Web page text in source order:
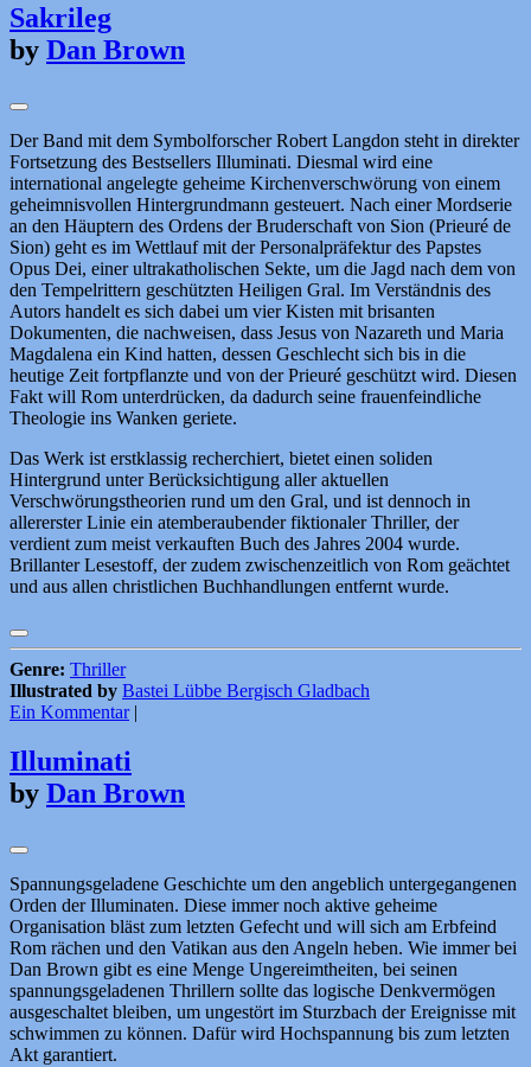
Sakrileg
by Dan Brown
Der Band mit dem Symbolforscher Robert Langdon steht in direkter
Fortsetzung des Bestsellers Illuminati. Diesmal wird eine
international angelegte geheime Kirchenverschwörung von einem
geheimnisvollen Hintergrundmann gesteuert. Nach einer Mordserie
an den Häuptern des Ordens der Bruderschaft von Sion (Prieuré de
Sion) geht es im Wettlauf mit der Personalpräfektur des Papstes
Opus Dei, einer ultrakatholischen Sekte, um die Jagd nach dem von
den Tempelrittern geschützten Heiligen Gral. Im Verständnis des
Autors handelt es sich dabei um vier Kisten mit brisanten
Dokumenten, die nachweisen, dass Jesus von Nazareth und Maria
Magdalena ein Kind hatten, dessen Geschlecht sich bis in die
heutige Zeit fortpflanzte und von der Prieuré geschützt wird. Diesen
Fakt will Rom unterdrücken, da dadurch seine frauenfeindliche
Theologie ins Wanken geriete.
Das Werk ist erstklassig recherchiert, bietet einen soliden
Hintergrund unter Berücksichtigung aller aktuellen
Verschwörungstheorien rund um den Gral, und ist dennoch in
allererster Linie ein atemberaubender fiktionaler Thriller, der
verdient zum meist verkauften Buch des Jahres 2004 wurde.
Brillanter Lesestoff, der zudem zwischenzeitlich von Rom geächtet
und aus allen christlichen Buchhandlungen entfernt wurde.
Genre: Thriller
Illustrated by Bastei Lübbe Bergisch Gladbach
Ein Kommentar |
Illuminati
by Dan Brown
Spannungsgeladene Geschichte um den angeblich untergegangenen
Orden der Illuminaten. Diese immer noch aktive geheime
Organisation bläst zum letzten Gefecht und will sich am Erbfeind
Rom rächen und den Vatikan aus den Angeln heben. Wie immer bei
Dan Brown gibt es eine Menge Ungereimtheiten, bei seinen
spannungsgeladenen Thrillern sollte das logische Denkvermögen
ausgeschaltet bleiben, um ungestört im Sturzbach der Ereignisse mit
schwimmen zu können. Dafür wird Hochspannung bis zum letzten
Akt garantiert.